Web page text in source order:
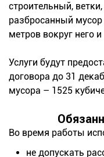
строительный,
разбросанный мусор
метров вокруг него
Услуги будут
договора до 31
мусора – 1525
Во время работы
не допускать